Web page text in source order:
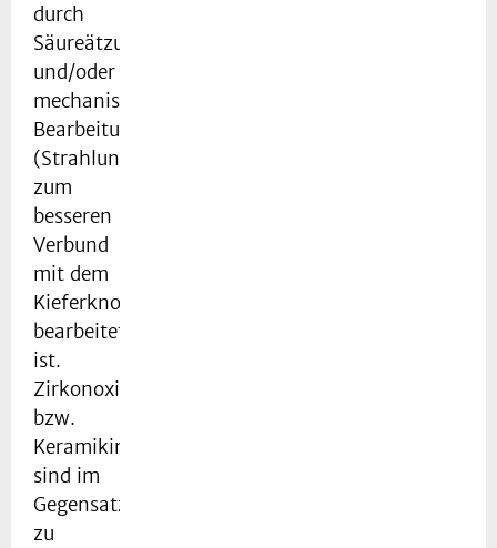
durch
Säureätzung
und/oder
mechanische
Bearbeitung
(Strahlung)
zum
besseren
Verbund
mit dem
Kieferknochen
bearbeitet
ist.
Zirkonoxid-
bzw.
Keramikimplantate
sind im
Gegensatz
zu